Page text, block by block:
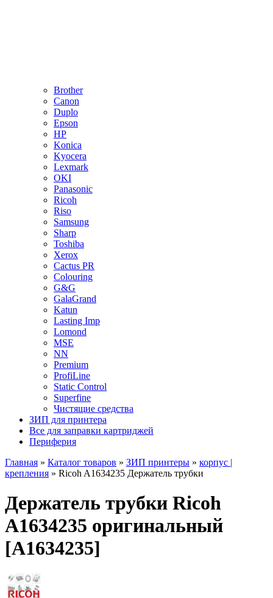
Brother
Canon
Duplo
Epson
HP
Konica
Kyocera
Lexmark
OKI
Panasonic
Ricoh
Riso
Samsung
Sharp
Toshiba
Xerox
Cactus PR
Colouring
G&G
GalaGrand
Katun
Lasting Imp
Lomond
MSE
NN
Premium
ProfiLine
Static Control
Superfine
Чистящие средства
ЗИП для принтера
Все для заправки картриджей
Периферия
Главная » Каталог товаров » ЗИП принтеры » корпус |
крепления » Ricoh A1634235 Держатель трубки
Держатель трубки Ricoh
A1634235 оригинальный
[A1634235]